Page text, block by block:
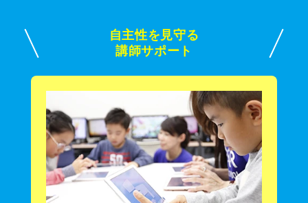
自主性を見守る
講師サポート